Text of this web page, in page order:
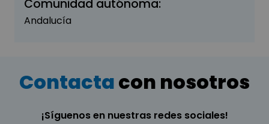
Comunidad autónoma:
Andalucía
Contactacon nosotros
¡Síguenos en nuestras redes sociales!